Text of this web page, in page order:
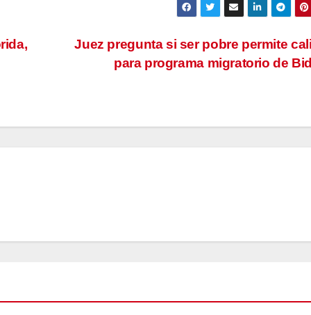
Juez pregunta si ser pobre permite
para programa migratorio de